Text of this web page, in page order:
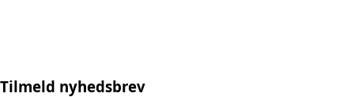
Tilmeld nyhedsbrev